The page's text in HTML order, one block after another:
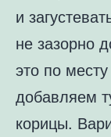
и
не зазорно
это по
добавляем
корицы.